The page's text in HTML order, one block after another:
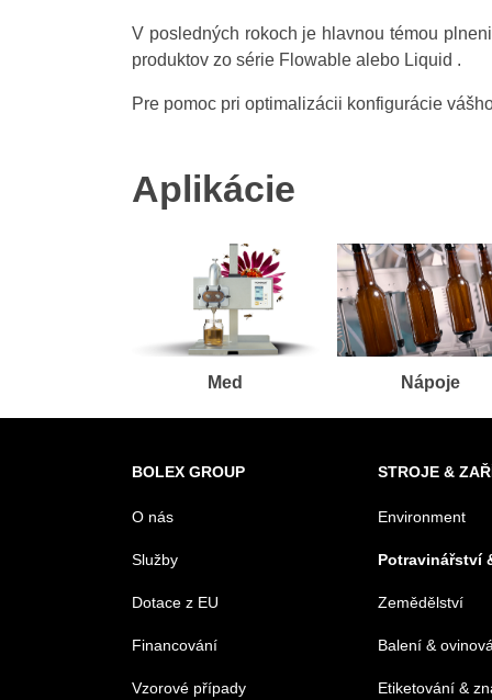
V posledných rokoch je hlavnou témou
produktov zo série Flowable alebo Liquid .
Pre pomoc pri optimalizácii konfigurácie
Aplikácie
Med Nápoje
BOLEX GROUP
O nás
Služby
Dotace z EU
Financování
Vzorové případy
STROJE &
Environment
Potravinářství
Zemědělství
Balení &
Etiketování &